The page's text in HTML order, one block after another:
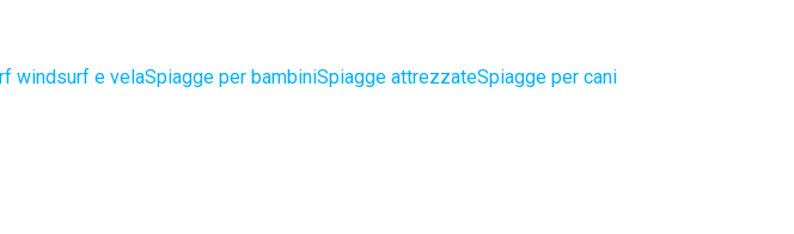
windsurf e velaSpiagge per bambiniSpiagge attrezzateSpiagge per cani